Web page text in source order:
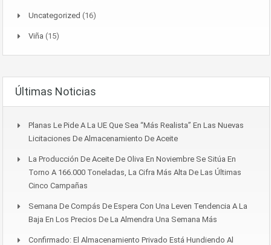
Uncategorized (16)
Viña (15)
Últimas Noticias
Planas Le Pide A La UE Que Sea “más Realista” En Las Nuevas
Licitaciones De Almacenamiento De Aceite
La Producción De Aceite De Oliva En Noviembre Se Sitúa En
Torno A 166.000 Toneladas, La Cifra Más Alta De Las Últimas
Cinco Campañas
Semana De Compás De Espera Con Una Leven Tendencia A La
Baja En Los Precios De La Almendra Una Semana Más
Confirmado: El Almacenamiento Privado Está Hundiendo Al